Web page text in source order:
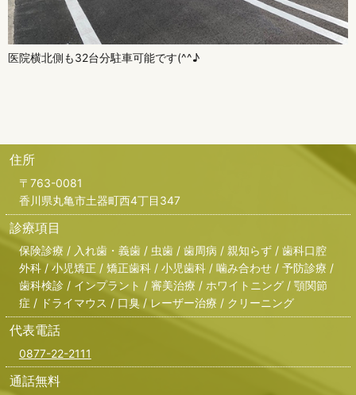
医院横北側も32台分駐車可能です(^^♪
住所
〒763-0081
香川県丸亀市土器町西4丁目347
診療項目
保険診療 / 入れ歯・義歯 / 虫歯 / 歯周病 / 親知らず / 歯科口腔
外科 / 小児矯正 / 矯正歯科 / 小児歯科 / 噛み合わせ / 予防診療 /
歯科検診 / インプラント / 審美治療 / ホワイトニング / 顎関節
症 / ドライマウス / 口臭 / レーザー治療 / クリーニング
代表電話
0877-22-2111
通話無料